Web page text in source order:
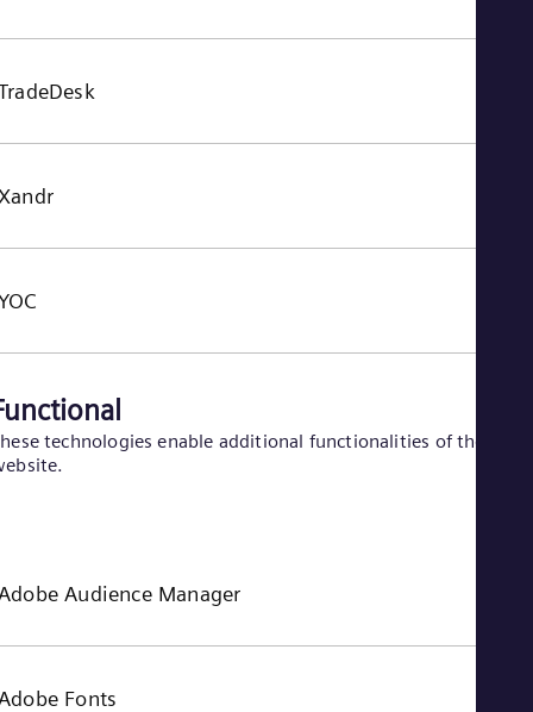
technologies enable additional functionalities of the
Audience Manager
Fonts